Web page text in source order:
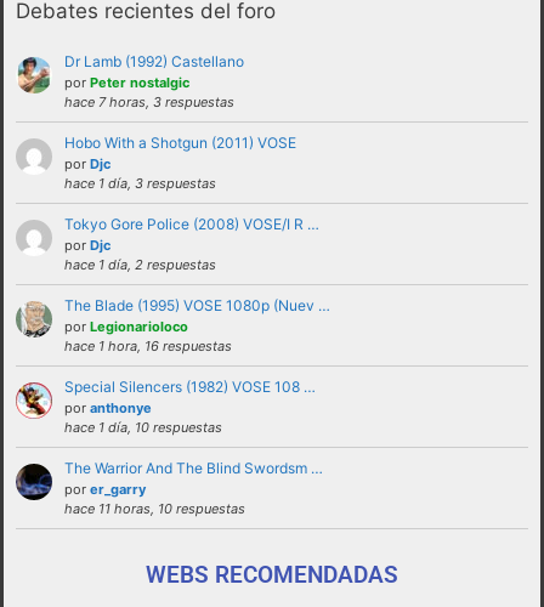
No trasladar a los foros discusiones a nivel
personal con otros usuarios.Estas deben ser
solucionadas en privado y no haciendo
partícipes al resto de personas del foro.
No revelar ni hacer público en el foro la
identidad o datos personales de ningún
participante sin su consentimiento, como por
ejemplo direcciones de email, ip’s externas,
etc
No enviar a los foros mensajes repetitivos
En el Lenguaje web, escribir con letras
mayusculas equivale a gritar, si no es esa su
intención sugerimos que lo evite.
Cualquier usuario que altere el buen
funcionamiento del foro mediante reiteradas
quejas, desprecio a los moderadores y/o a la
administración o las normas de uso del foro
Debates recientes del foro
Dr Lamb (1992) Castellano
por Peter nostalgic
hace 7 horas, 3 respuestas
Hobo With a Shotgun (2011) VOSE
por Djc
hace 1 día, 3 respuestas
Tokyo Gore Police (2008) VOSE/I R …
por Djc
hace 1 día, 2 respuestas
The Blade (1995) VOSE 1080p (Nuev …
por Legionarioloco
hace 1 hora, 16 respuestas
Special Silencers (1982) VOSE 108 …
por anthonye
hace 1 día, 10 respuestas
The Warrior And The Blind Swordsm …
por er_garry
hace 11 horas, 10 respuestas
WEBS RECOMENDADAS